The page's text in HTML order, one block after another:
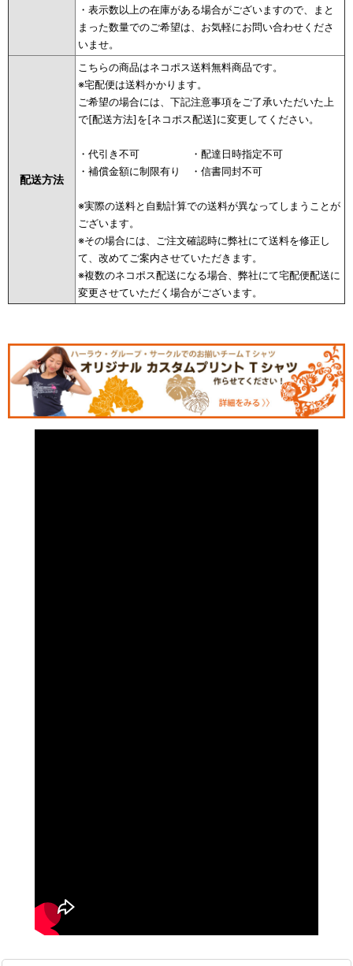
・表示数以上の在庫がある場合がございますので、まと
まった数量でのご希望は、お気軽にお問い合わせくださ
いませ。
配送方法
こちらの商品はネコポス送料無料商品です。
※宅配便は送料かかります。
ご希望の場合には、下記注意事項をご了承いただいた上
で[配送方法]を[ネコポス配送]に変更してください。
・代引き不可 ・配達日時指定不可
・補償金額に制限有り ・信書同封不可
※実際の送料と自動計算での送料が異なってしまうことが
ございます。
※その場合には、ご注文確認時に弊社にて送料を修正し
て、改めてご案内させていただきます。
※複数のネコポス配送になる場合、弊社にて宅配便配送に
変更させていただく場合がございます。